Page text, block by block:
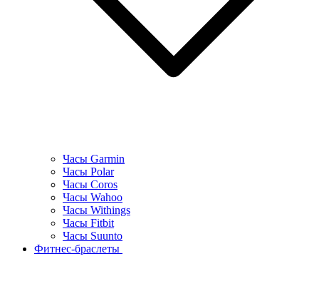
Часы Garmin
Часы Polar
Часы Coros
Часы Wahoo
Часы Withings
Часы Fitbit
Часы Suunto
Фитнес-браслеты